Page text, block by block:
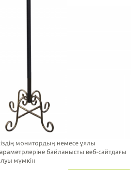
монитордың немесе ұялы
байланысты веб-сайтдағы
мүмкін